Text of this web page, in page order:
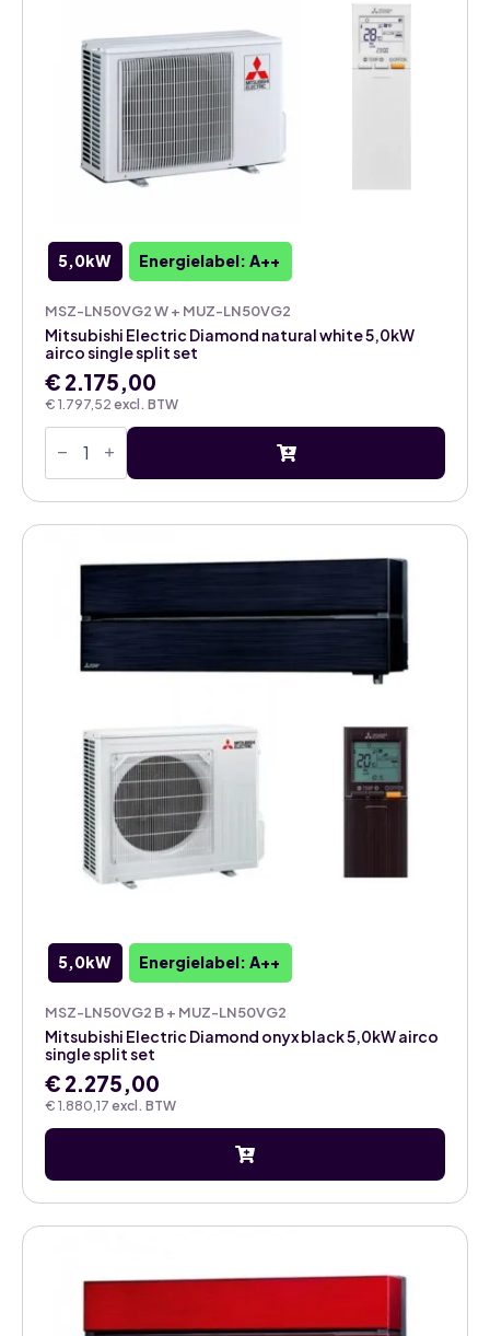
5,0kW Energielabel: A++
MSZ-LN50VG2 W + MUZ-LN50VG2
€ 1.797,52 excl. BTW
Mitsubishi Electric Diamond natural white 5,0kW
airco single split set
€ 2.175,00
Mitsubishi
Electric
natural
white
5,0kW
split
aantal
5,0kW Energielabel: A++
MSZ-LN50VG2 B + MUZ-LN50VG2
€ 1.880,17 excl. BTW
Mitsubishi Electric Diamond onyx black 5,0kW airco
single split set
€ 2.275,00